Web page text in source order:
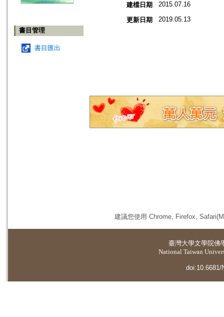
書目管理
書目匯出
建檔日期 2015.07.16
更新日期 2019.05.13
建議您使用 Chrome, Firefox,
臺灣大學文學院佛
National Taiwan
doi:10.6681/